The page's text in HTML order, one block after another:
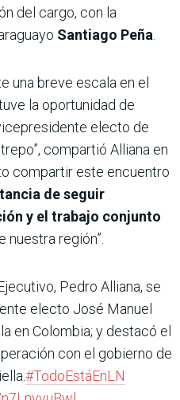
del cargo, con la
Santiago Peña.
una breve escala en el
la oportunidad de
electo de
compartió Alliana en
compartir este encuentro
de seguir
y el trabajo conjunto
nuestra región”.
Pedro Alliana, se
electo José Manuel
en Colombia; y destacó el
con el gobierno de
#TodoEstáEnLN